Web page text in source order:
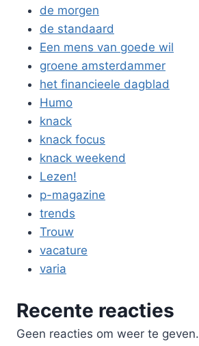
de morgen
de standaard
Een mens van goede wil
groene amsterdammer
het financieele dagblad
Humo
knack
knack focus
knack weekend
Lezen!
p-magazine
trends
Trouw
vacature
varia
Recente reacties
Geen reacties om weer te geven.